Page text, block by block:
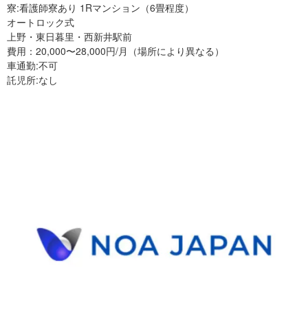
寮:看護師寮あり 1Rマンション（6畳程度）
オートロック式
上野・東日暮里・西新井駅前
費用：20,000〜28,000円/月（場所により異なる）
車通勤:不可
託児所:なし